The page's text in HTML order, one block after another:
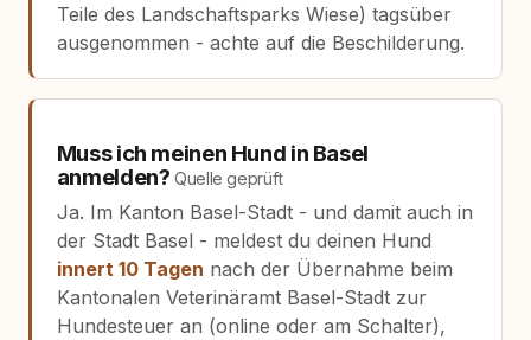
Teile des Landschaftsparks Wiese) tagsüber
ausgenommen - achte auf die Beschilderung.
Muss ich meinen Hund in Basel
anmelden?Quelle geprüft
Ja. Im Kanton Basel-Stadt - und damit auch in
der Stadt Basel - meldest du deinen Hund
innert 10 Tagen nach der Übernahme beim
Kantonalen Veterinäramt Basel-Stadt zur
Hundesteuer an (online oder am Schalter),